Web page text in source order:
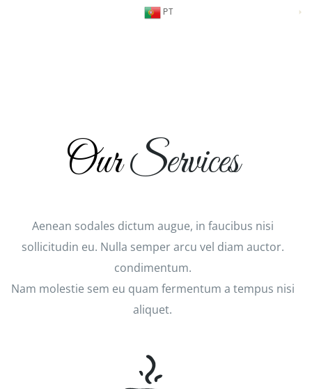
PT
OurServices
Aenean sodales dictum augue, in faucibus nisi
sollicitudin eu. Nulla semper arcu vel diam auctor.
condimentum.
Nam molestie sem eu quam fermentum a tempus nisi
aliquet.